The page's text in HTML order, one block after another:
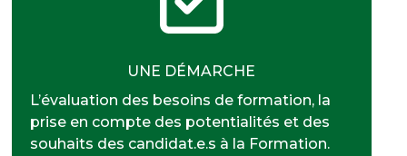
UNE DÉMARCHE
L’évaluation des besoins de formation, la
prise en compte des potentialités et des
souhaits des candidat.e.s à la Formation.